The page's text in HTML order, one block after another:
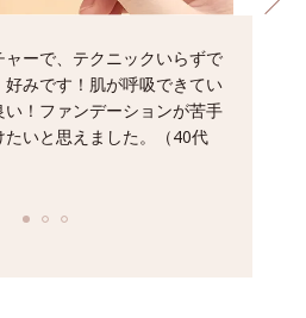
ーで、テクニックいらずで
みです！肌が呼吸できてい
！ファンデーションが苦手
いと思えました。（40代